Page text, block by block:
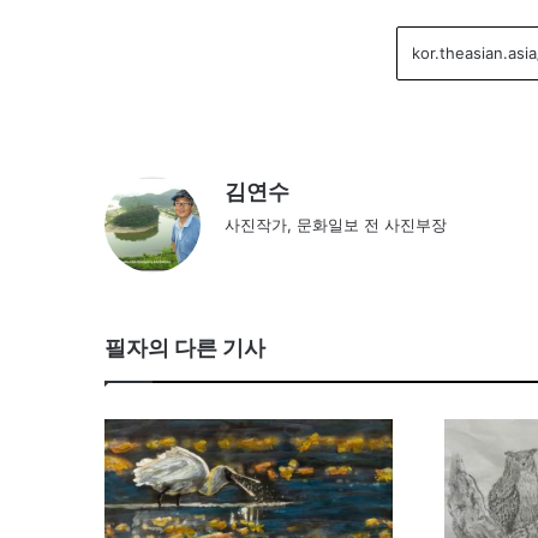
김연수
사진작가, 문화일보 전 사진부장
필자의 다른 기사